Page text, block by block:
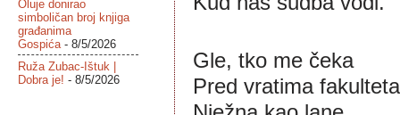
Gle, tko me čeka
Pred vratima
Oluje donirao
simboličan broj knjiga
građanima
Gospića - 8/5/2026
Ruža Zubac-Ištuk |
Dobra je! - 8/5/2026